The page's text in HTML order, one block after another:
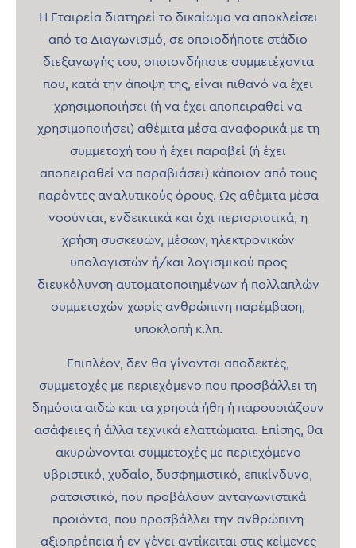
Η Εταιρεία διατηρεί το δικαίωμα να αποκλείσει
από το Διαγωνισμό, σε οποιοδήποτε στάδιο
διεξαγωγής του, οποιονδήποτε συμμετέχοντα
που, κατά την άποψη της, είναι πιθανό να έχει
χρησιμοποιήσει (ή να έχει αποπειραθεί να
χρησιμοποιήσει) αθέμιτα μέσα αναφορικά με τη
συμμετοχή του ή έχει παραβεί (ή έχει
αποπειραθεί να παραβιάσει) κάποιον από τους
παρόντες αναλυτικούς όρους. Ως αθέμιτα μέσα
νοούνται, ενδεικτικά και όχι περιοριστικά, η
χρήση συσκευών, μέσων, ηλεκτρονικών
υπολογιστών ή/και λογισμικού προς
διευκόλυνση αυτοματοποιημένων ή πολλαπλών
συμμετοχών χωρίς ανθρώπινη παρέμβαση,
υποκλοπή κ.λπ.
Επιπλέον, δεν θα γίνονται αποδεκτές,
συμμετοχές με περιεχόμενο που προσβάλλει τη
δημόσια αιδώ και τα χρηστά ήθη ή παρουσιάζουν
ασάφειες ή άλλα τεχνικά ελαττώματα. Επίσης, θα
ακυρώνονται συμμετοχές με περιεχόμενο
υβριστικό, χυδαίο, δυσφημιστικό, επικίνδυνο,
ρατσιστικό, που προβάλουν ανταγωνιστικά
προϊόντα, που προσβάλλει την ανθρώπινη
αξιοπρέπεια ή εν γένει αντίκειται στις κείμενες